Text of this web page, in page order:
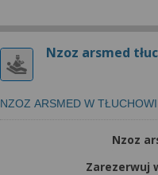
Nzoz arsmed
NZOZ ARSMED W
Nzoz
Zarezerwuj